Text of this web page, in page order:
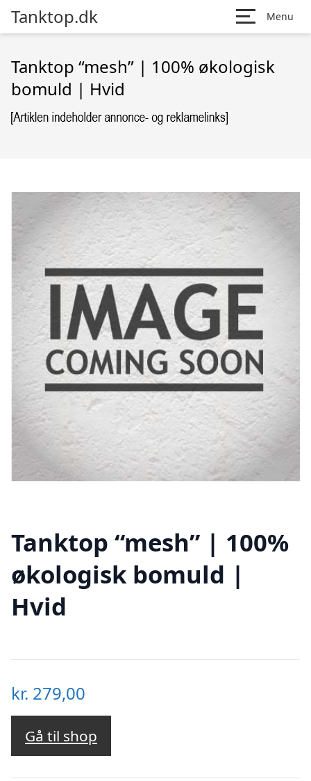
Tanktop.dk Menu
Tanktop “mesh” | 100% økologisk
bomuld | Hvid
Tanktop “mesh” | 100%
økologisk bomuld |
Hvid
kr. 279,00
Gå til shop